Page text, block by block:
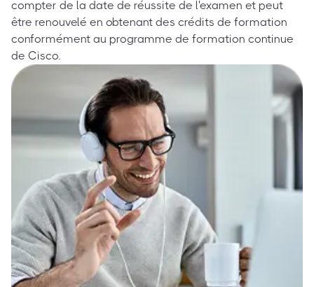
compter de la date de réussite de l'examen et peut
être renouvelé en obtenant des crédits de formation
conformément au programme de formation continue
de Cisco.